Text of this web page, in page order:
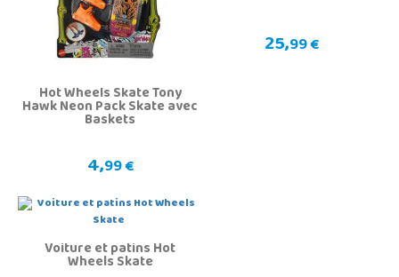
Hot Wheels Skate Tony
Hawk Neon Pack Skate avec
Baskets
4,99 €
25,99 €
Voiture et patins Hot
Wheels Skate